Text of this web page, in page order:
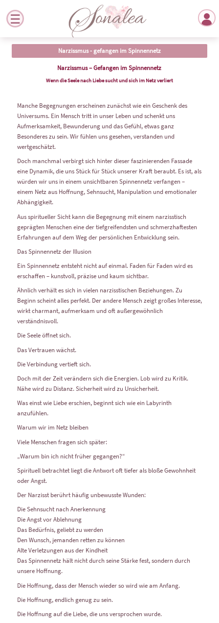
Narzissmus - gefangen im Spinnennetz
Narzissmus – Gefangen im Spinnennetz
Wenn die Seele nach Liebe sucht und sich im Netz verliert
Manche Begegnungen erscheinen zunächst wie ein Geschenk des
Universums. Ein Mensch tritt in unser Leben und schenkt uns
Aufmerksamkeit, Bewunderung und das Gefühl, etwas ganz
Besonderes zu sein. Wir fühlen uns gesehen, verstanden und
wertgeschätzt.
Doch manchmal verbirgt sich hinter dieser faszinierenden Fassade
eine Dynamik, die uns Stück für Stück unserer Kraft beraubt. Es ist, als
würden wir uns in einem unsichtbaren Spinnennetz verfangen –
einem Netz aus Hoffnung, Sehnsucht, Manipulation und emotionaler
Abhängigkeit.
Aus spiritueller Sicht kann die Begegnung mit einem narzisstisch
geprägten Menschen eine der tiefgreifendsten und schmerzhaftesten
Erfahrungen auf dem Weg der persönlichen Entwicklung sein.
Das Spinnennetz der Illusion
Ein Spinnennetz entsteht nicht auf einmal. Faden für Faden wird es
erschaffen – kunstvoll, präzise und kaum sichtbar.
Ähnlich verhält es sich in vielen narzisstischen Beziehungen. Zu
Beginn scheint alles perfekt. Der andere Mensch zeigt großes Interesse,
wirkt charmant, aufmerksam und oft außergewöhnlich
verständnisvoll.
Die Seele öffnet sich.
Das Vertrauen wächst.
Die Verbindung vertieft sich.
Doch mit der Zeit verändern sich die Energien. Lob wird zu Kritik.
Nähe wird zu Distanz. Sicherheit wird zu Unsicherheit.
Was einst wie Liebe erschien, beginnt sich wie ein Labyrinth
anzufühlen.
Warum wir im Netz bleiben
Viele Menschen fragen sich später:
„Warum bin ich nicht früher gegangen?“
Spirituell betrachtet liegt die Antwort oft tiefer als bloße Gewohnheit
oder Angst.
Der Narzisst berührt häufig unbewusste Wunden:
Die Sehnsucht nach Anerkennung
Die Angst vor Ablehnung
Das Bedürfnis, geliebt zu werden
Den Wunsch, jemanden retten zu können
Alte Verletzungen aus der Kindheit
Das Spinnennetz hält nicht durch seine Stärke fest, sondern durch
unsere Hoffnung.
Die Hoffnung, dass der Mensch wieder so wird wie am Anfang.
Die Hoffnung, endlich genug zu sein.
Die Hoffnung auf die Liebe, die uns versprochen wurde.